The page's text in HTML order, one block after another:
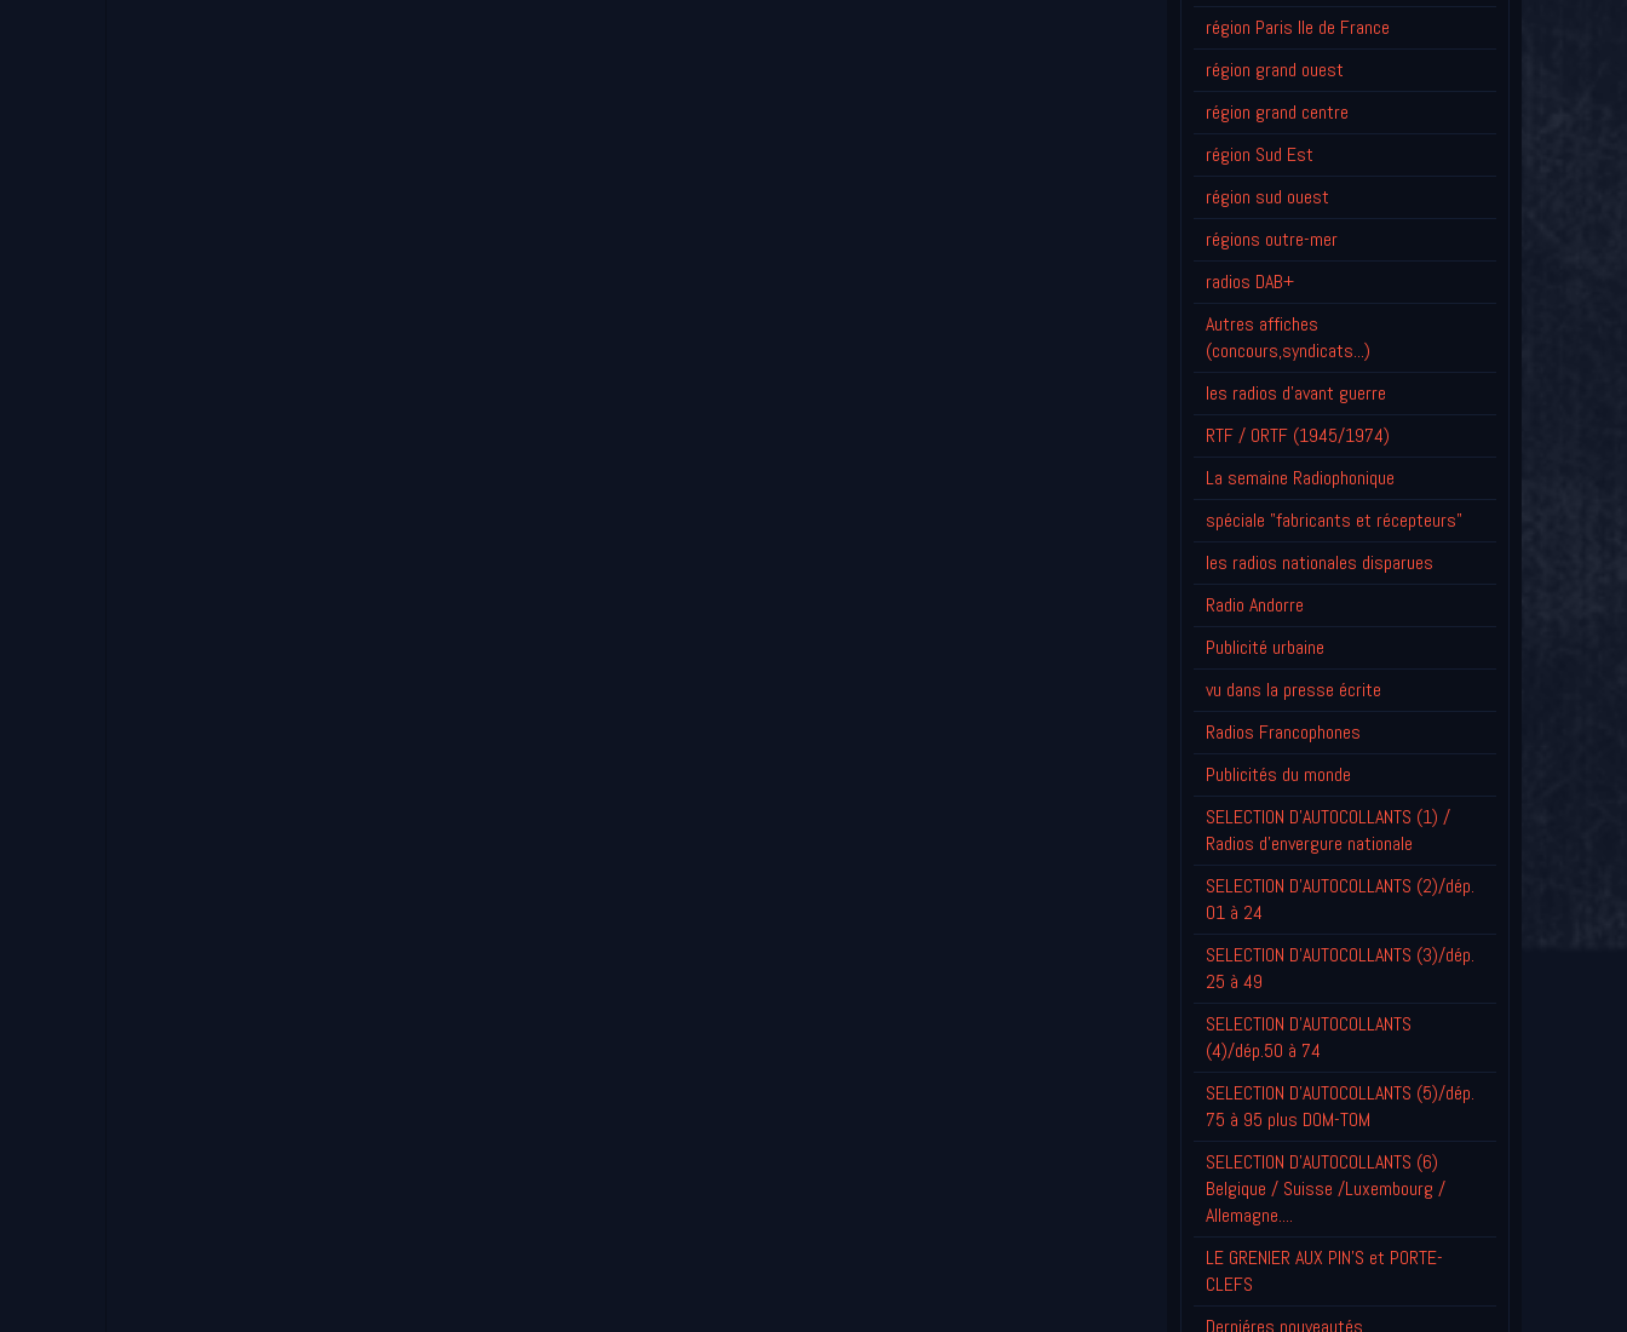
région Paris Ile de France
région grand ouest
région grand centre
région Sud Est
région sud ouest
régions outre-mer
radios DAB+
Autres affiches
(concours,syndicats...)
les radios d'avant guerre
RTF / ORTF (1945/1974)
La semaine Radiophonique
spéciale "fabricants et récepteurs"
les radios nationales disparues
Radio Andorre
Publicité urbaine
vu dans la presse écrite
Radios Francophones
Publicités du monde
SELECTION D'AUTOCOLLANTS (1) /
Radios d'envergure nationale
SELECTION D'AUTOCOLLANTS (2)/dép.
01 à 24
SELECTION D'AUTOCOLLANTS (3)/dép.
25 à 49
SELECTION D'AUTOCOLLANTS
(4)/dép.50 à 74
SELECTION D'AUTOCOLLANTS (5)/dép.
75 à 95 plus DOM-TOM
SELECTION D'AUTOCOLLANTS (6)
Belgique / Suisse /Luxembourg /
Allemagne....
LE GRENIER AUX PIN'S et PORTE-
CLEFS
Derniéres nouveautés